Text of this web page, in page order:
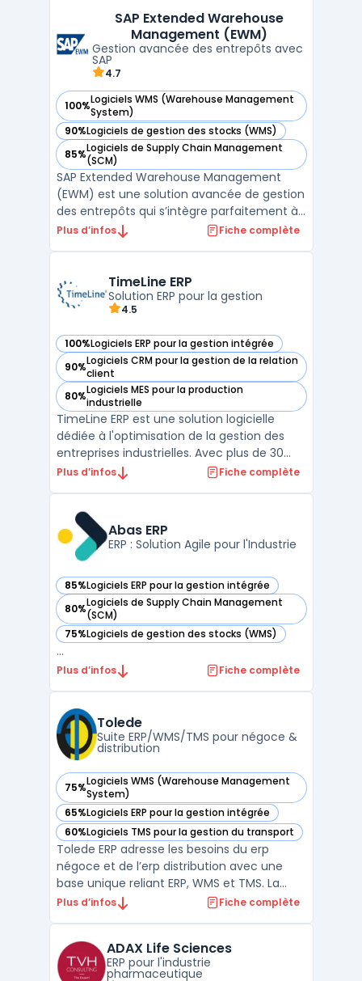
une gestion d'entreprise sécurisée et
SAP Extended Warehouse
Management (EWM)
Gestion avancée des entrepôts avec
SAP
4.7
100%Logiciels WMS (Warehouse Management
System)
— voir SAP Extended Warehouse Management (EWM)
90%Logiciels de gestion des stocks (WMS)
— voir SAP Extended Warehouse Management (EWM)
85%Logiciels de Supply Chain Management
(SCM)
— voir SAP Extended Warehouse Management (EWM)
SAP Extended Warehouse Management
(EWM) est une solution avancée de gestion
des entrepôts qui s’intègre parfaitement à
la suite SAP Supply Chain Management
logistiques en centralisant la gestion des
stocks, en automatisant ...
Plus d’infos Fiche complète
TimeLine ERP
Solution ERP pour la gestion
4.5
100%Logiciels ERP pour la gestion intégrée
— voir TimeLine ERP dans cette catégorie
90%Logiciels CRM pour la gestion de la relation
client
— voir TimeLine ERP dans cette catégorie
80%Logiciels MES pour la production
industrielle
— voir TimeLine ERP dans cette catégorie
TimeLine ERP est une solution logicielle
dédiée à l'optimisation de la gestion des
entreprises industrielles. Avec plus de 30
ans d'expérience, notre logiciel ERP propose
traçabilité, le contrôle qualité et
l'automatisa ...
Plus d’infos Fiche complète
Abas ERP
ERP : Solution Agile pour l'Industrie
85%Logiciels ERP pour la gestion intégrée
— voir Abas ERP dans cette catégorie
80%Logiciels de Supply Chain Management
(SCM)
— voir Abas ERP dans cette catégorie
75%Logiciels de gestion des stocks (WMS)
— voir Abas ERP dans cette catégorie
...
Plus d’infos Fiche complète
Tolede
Suite ERP/WMS/TMS pour négoce &
distribution
75%Logiciels WMS (Warehouse Management
System)
— voir Tolede dans cette catégorie
65%Logiciels ERP pour la gestion intégrée
— voir Tolede dans cette catégorie
60%Logiciels TMS pour la gestion du transport
— voir Tolede dans cette catégorie
Tolede ERP adresse les besoins du erp
négoce et de l’erp distribution avec une
base unique reliant ERP, WMS et TMS. La
solution centralise données commerciales,
applicatifs. Cette architecture vise une
traçabi ...
Plus d’infos Fiche complète
ADAX Life Sciences
ERP pour l'industrie
pharmaceutique